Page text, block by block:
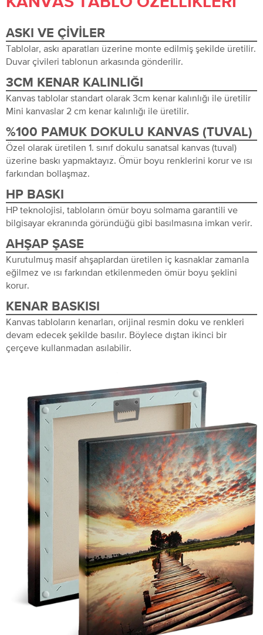
ASKI VE ÇIVILER
Tablolar, askı aparatları üzerine monte edilmiş şekilde üretilir.
Duvar çivileri tablonun arkasında gönderilir.
3CM KENAR KALINLIĞI
Kanvas tablolar standart olarak 3cm kenar kalınlığı ile üretilir
Mini kanvaslar 2 cm kenar kalınlığı ile üretilir.
%100 PAMUK DOKULU KANVAS (TUVAL)
Özel olarak üretilen 1. sınıf dokulu sanatsal kanvas (tuval)
üzerine baskı yapmaktayız. Ömür boyu renklerini korur ve ısı
farkından bollaşmaz.
HP BASKI
HP teknolojisi, tabloların ömür boyu solmama garantili ve
bilgisayar ekranında göründüğü gibi basılmasına imkan verir.
AHŞAP ŞASE
Kurutulmuş masif ahşaplardan üretilen iç kasnaklar zamanla
eğilmez ve ısı farkından etkilenmeden ömür boyu şeklini
korur.
KENAR BASKISI
Kanvas tabloların kenarları, orijinal resmin doku ve renkleri
devam edecek şekilde basılır. Böylece dıştan ikinci bir
çerçeve kullanmadan asılabilir.